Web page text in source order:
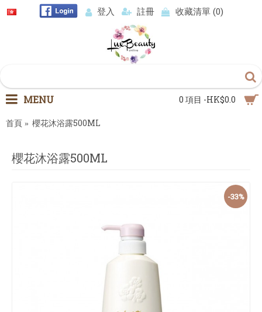
登入 註冊 收藏清單 (0)
0 項目 -HK$0.0
MENU
首頁 櫻花沐浴露500ML
櫻花沐浴露500ML
-33%